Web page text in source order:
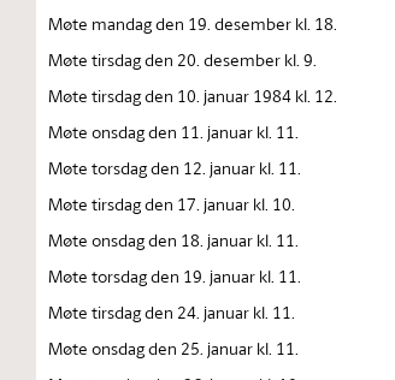
Møte mandag den 19. desember kl. 18.
Møte tirsdag den 20. desember kl. 9.
Møte tirsdag den 10. januar 1984 kl. 12.
Møte onsdag den 11. januar kl. 11.
Møte torsdag den 12. januar kl. 11.
Møte tirsdag den 17. januar kl. 10.
Møte onsdag den 18. januar kl. 11.
Møte torsdag den 19. januar kl. 11.
Møte tirsdag den 24. januar kl. 11.
Møte onsdag den 25. januar kl. 11.